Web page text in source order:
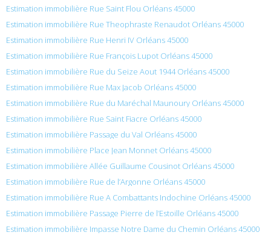
Estimation immobilière Rue Saint Flou Orléans 45000
Estimation immobilière Rue Theophraste Renaudot Orléans 45000
Estimation immobilière Rue Henri IV Orléans 45000
Estimation immobilière Rue François Lupot Orléans 45000
Estimation immobilière Rue du Seize Aout 1944 Orléans 45000
Estimation immobilière Rue Max Jacob Orléans 45000
Estimation immobilière Rue du Maréchal Maunoury Orléans 45000
Estimation immobilière Rue Saint Fiacre Orléans 45000
Estimation immobilière Passage du Val Orléans 45000
Estimation immobilière Place Jean Monnet Orléans 45000
Estimation immobilière Allée Guillaume Cousinot Orléans 45000
Estimation immobilière Rue de l’Argonne Orléans 45000
Estimation immobilière Rue A Combattants Indochine Orléans 45000
Estimation immobilière Passage Pierre de l’Estoille Orléans 45000
Estimation immobilière Impasse Notre Dame du Chemin Orléans 45000